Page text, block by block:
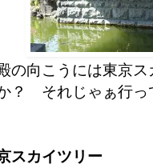
の向こうには東京
？ それじゃぁ行っ
スカイツリー